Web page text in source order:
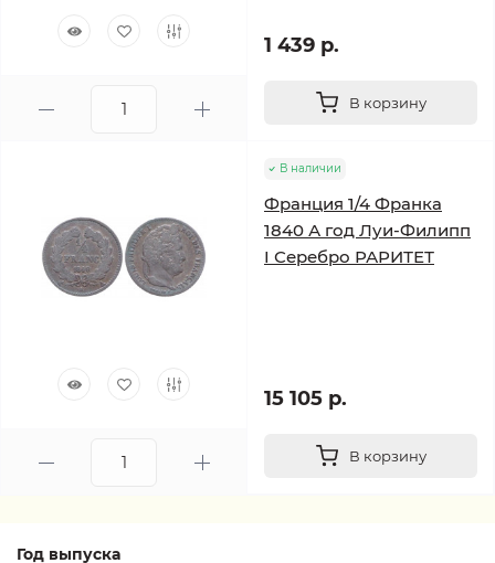
1 439 р.
В корзину
В наличии
Франция 1/4 Франка
1840 А год Луи-Филипп
I Серебро РАРИТЕТ
15 105 р.
В корзину
Год выпуска